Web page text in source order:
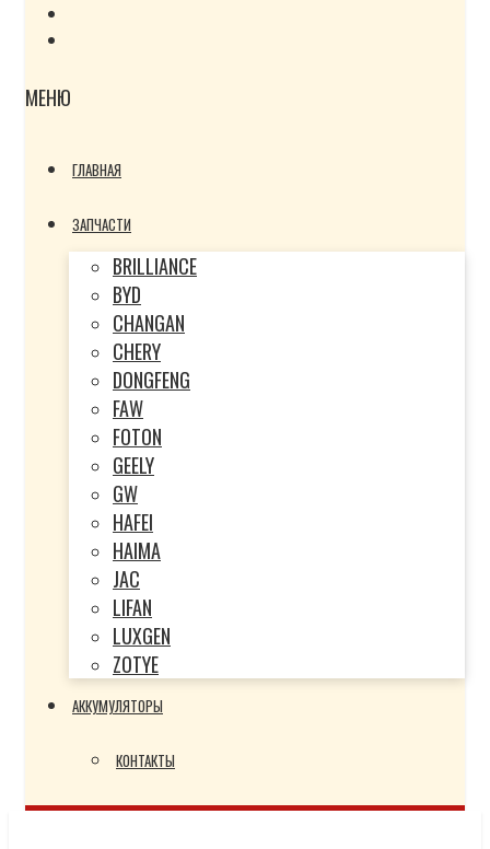
МЕНЮ
ГЛАВНАЯ
ЗАПЧАСТИ
BRILLIANCE
BYD
CHANGAN
CHERY
DONGFENG
FAW
FOTON
GEELY
GW
HAFEI
HAIMA
JAC
LIFAN
LUXGEN
ZOTYE
АККУМУЛЯТОРЫ
КОНТАКТЫ